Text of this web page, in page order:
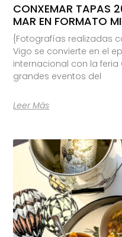
CONXEMAR TAPAS
MAR EN FORMATO
{Fotografías realizadas
Vigo se convierte en el
internacional con la feria
grandes eventos del
Leer Más